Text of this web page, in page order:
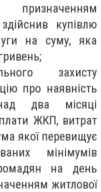
купівлю
на суму, яка
захисту
про наявність
два місяці
ЖКП, витрат
якої перевищує
мінімумів
на день
житлової